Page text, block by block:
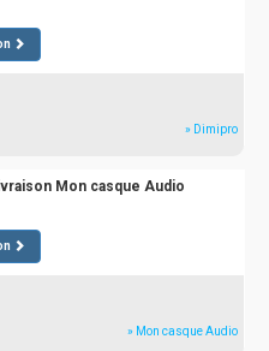
» Dimipro
Mon casque Audio
» Mon casque Audio